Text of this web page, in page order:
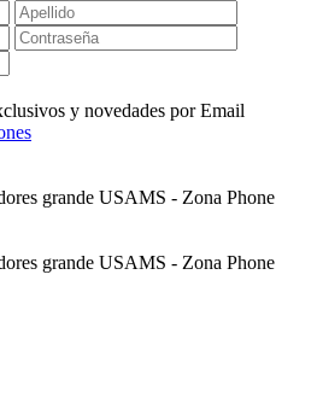
y novedades por Email